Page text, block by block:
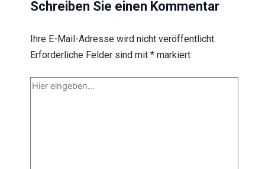
Schreiben Sie einen Kommentar
Ihre E-Mail-Adresse wird nicht veröffentlicht.
Erforderliche Felder sind mit *markiert
Hier